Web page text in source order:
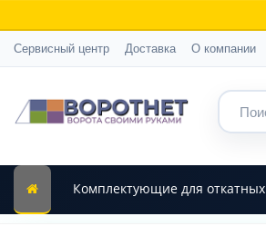
Сервисный центр Доставка О компании
Комплектующие для